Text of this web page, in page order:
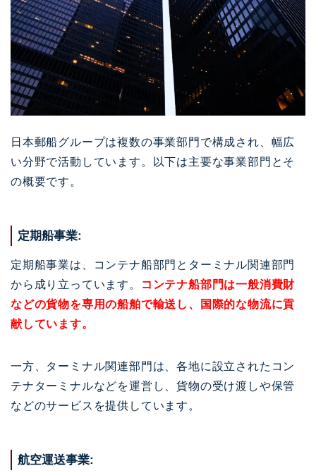
日本郵船グループは複数の事業部門で構成され、幅広
い分野で活動しています。以下は主要な事業部門とそ
の概要です。
定期船事業:
定期船事業は、コンテナ船部門とターミナル関連部門
から成り立っています。
コンテナ船部門は一般消費財
などの貨物を専用の船舶で輸送し、国際的な物流に貢
献しています。
一方、ターミナル関連部門は、各地に設立されたコン
テナターミナルなどを運営し、貨物の受け渡しや保管
などのサービスを提供しています。
航空運送事業: